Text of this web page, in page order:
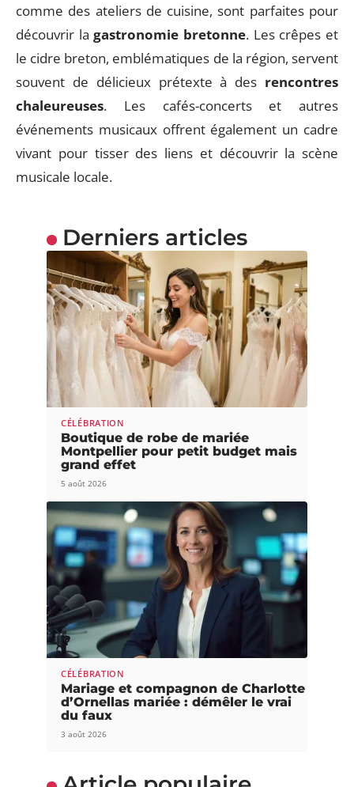
comme des ateliers de cuisine, sont parfaites pour
découvrir lagastronomie bretonne. Les crêpes et
le cidre breton, emblématiques de la région, servent
souvent de délicieux prétexte à des rencontres
chaleureuses. Les cafés-concerts et autres
événements musicaux offrent également un cadre
vivant pour tisser des liens et découvrir la scène
musicale locale.
Derniers articles
CÉLÉBRATION
Boutique de robe de mariée
Montpellier pour petit budget mais
grand effet
5 août 2026
CÉLÉBRATION
Mariage et compagnon de Charlotte
d’Ornellas mariée : démêler le vrai
du faux
3 août 2026